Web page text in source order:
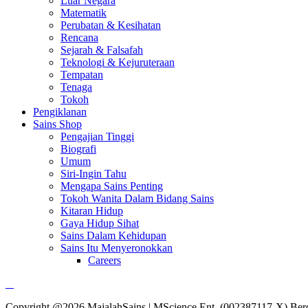
Matematik
Perubatan & Kesihatan
Rencana
Sejarah & Falsafah
Teknologi & Kejuruteraan
Tempatan
Tenaga
Tokoh
Pengiklanan
Sains Shop
Pengajian Tinggi
Biografi
Umum
Siri-Ingin Tahu
Mengapa Sains Penting
Tokoh Wanita Dalam Bidang Sains
Kitaran Hidup
Gaya Hidup Sihat
Sains Dalam Kehidupan
Sains Itu Menyeronokkan
Careers